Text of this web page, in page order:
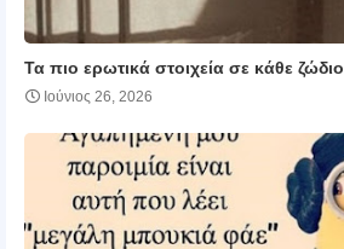
Τα πιο ερωτικά στοιχεία σε κάθε ζώδιο
Ιούνιος 26, 2026